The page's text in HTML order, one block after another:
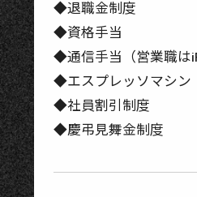
◆退職金制度
◆資格手当
◆通信手当（営業職は
◆エスプレッソマシン
◆社員割引制度
◆慶弔見舞金制度